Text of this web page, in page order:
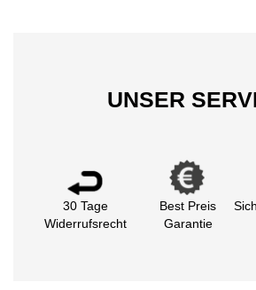
UNSER
30 Tage
Widerrufsrecht
Best Preis
Garantie